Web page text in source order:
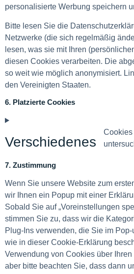
personalisierte Werbung speichern
Bitte lesen Sie die
Netzwerke (die sich regelmäßig
lesen, was sie mit Ihren
diesen Cookies verarbeiten. Die
so weit wie möglich anonymisiert.
den Vereinigten Staaten.
6. Platzierte Cookies
Verschiedenes
Cookies
7. Zustimmung
Wenn Sie unsere Website zum
wir Ihnen ein Popup mit einer
Sobald Sie auf „Voreinstellungen
stimmen Sie zu, dass wir die
Plug-Ins verwenden, die Sie im
wie in dieser Cookie-Erklärung
Verwendung von Cookies über
aber bitte beachten Sie, dass dann